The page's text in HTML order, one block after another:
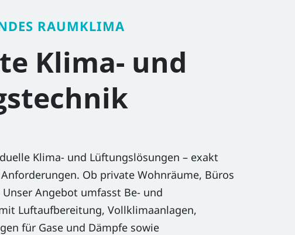
RAUMKLIMA
Klima- und
Klima- und Lüftungslösungen – exakt
Ob private Wohnräume, Büros
Angebot umfasst Be- und
Luftaufbereitung, Vollklimaanlagen,
für Gase und Dämpfe sowie